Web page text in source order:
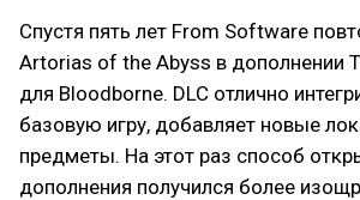
Спустя пять лет From Software
Artorias of the Abyss в дополнении
для Bloodborne. DLC отлично
базовую игру, добавляет новые
предметы. На этот раз способ
дополнения получился более